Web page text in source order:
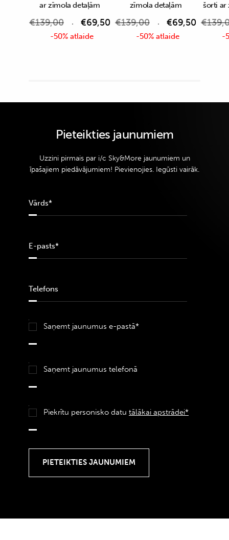
ar zīmola detaļām
€139,00 €69,50
-50% atlaide
zīmola detaļām
€139,00 €69,50
-50% atlaide
šorti ar
€
-
Pieteikties jaunumiem
Uzzini pirmais par i/c Sky&More jaunumiem un
īpašajiem piedāvājumiem! Pievienojies. Iegūsti vairāk.
Saņemt jaunumus e-pastā*
Saņemt jaunumus telefonā
Piekrītu personisko datu tālākai apstrādei*